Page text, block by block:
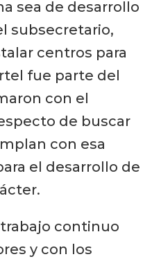
sea de desarrollo
subsecretario,
centros para
fue parte del
con el
de buscar
con esa
el desarrollo de
continuo
y con los